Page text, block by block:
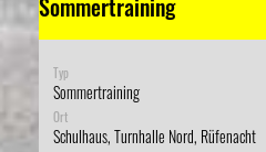
Sommertraining
Typ
Sommertraining
Ort
Schulhaus, Turnhalle Nord, Rüfenacht